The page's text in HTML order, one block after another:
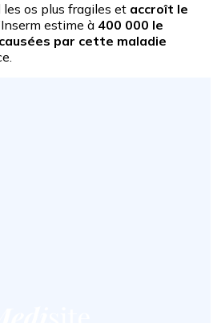
les os plus fragiles et accroît le
estime à 400 000 le
par cette maladie